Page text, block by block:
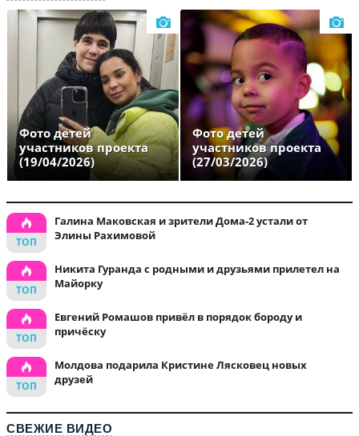
Фото детей
участников проекта
(19/04/2026)
Фото детей
участников проекта
(27/03/2026)
Галина Маковская и зрители Дома-2 устали от
Элины Рахимовой
Никита Гуранда с родными и друзьями прилетел на
Майорку
Евгений Ромашов привёл в порядок бороду и
причёску
Молдова подарила Кристине Лясковец новых
друзей
СВЕЖИЕ ВИДЕО